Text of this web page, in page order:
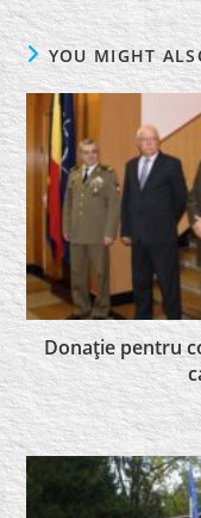
YOU MIGHT
Donaţie pentru